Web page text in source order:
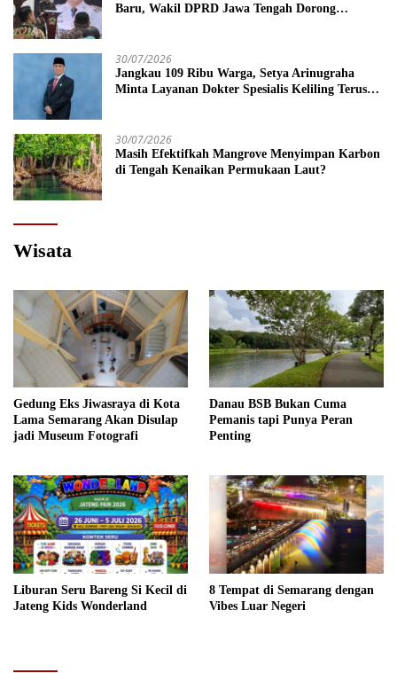
Baru, Wakil DPRD Jawa Tengah Dorong
30/07/2026
Jangkau 109 Ribu Warga, Setya Arinugraha
Minta Layanan Dokter Spesialis Keliling Terus
30/07/2026
Masih Efektifkah Mangrove Menyimpan Karbon
di Tengah Kenaikan Permukaan Laut?
Wisata
Gedung Eks Jiwasraya di Kota
Lama Semarang Akan Disulap
jadi Museum Fotografi
Danau BSB Bukan Cuma
Pemanis tapi Punya Peran
Penting
Liburan Seru Bareng Si Kecil di
Jateng Kids Wonderland
8 Tempat di Semarang dengan
Vibes Luar Negeri